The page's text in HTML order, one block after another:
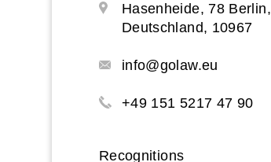
Hasenheide, 78 Berlin,
Deutschland, 10967
info@golaw.eu
+49 151 5217 47 90
Recognitions